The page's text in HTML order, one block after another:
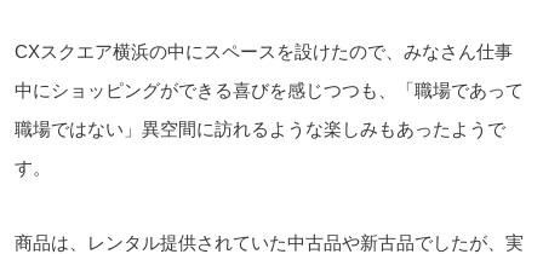
CXスクエア横浜の中にスペースを設けたので、みなさん仕事
中にショッピングができる喜びを感じつつも、「職場であって
職場ではない」異空間に訪れるような楽しみもあったようで
す。
商品は、レンタル提供されていた中古品や新古品でしたが、実